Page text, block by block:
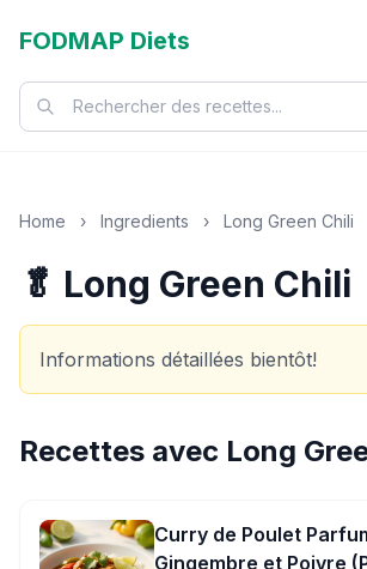
FODMAP Diets
Home › Ingredients › Long Green Chili
🥬 Long Green Chili
Informations détaillées bientôt!
Recettes avec Long
Curry de Poulet
Gingembre et Poivre